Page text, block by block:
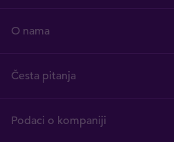
O nama
Česta pitanja
Podaci o kompaniji